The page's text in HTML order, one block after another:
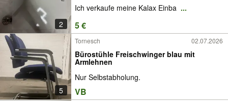
2
Ich verkaufe meine Kalax Einba ...
5 €
5
Tornesch 02.07.2026
Bürostühle Freischwinger blau mit
Armlehnen
Nur Selbstabholung.
VB